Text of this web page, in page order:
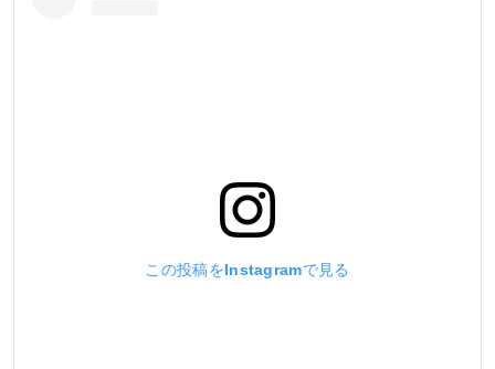
この投稿をInstagramで見る